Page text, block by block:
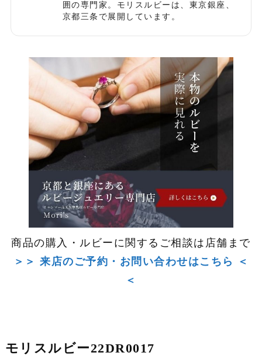
囲の専門家。モリスルビーは、東京銀座、
京都三条で展開しています。
商品の購入・ルビーに関するご相談は店舗まで
＞＞ 来店のご予約・お問い合わせはこちら ＜
＜
モリスルビー22DR0017